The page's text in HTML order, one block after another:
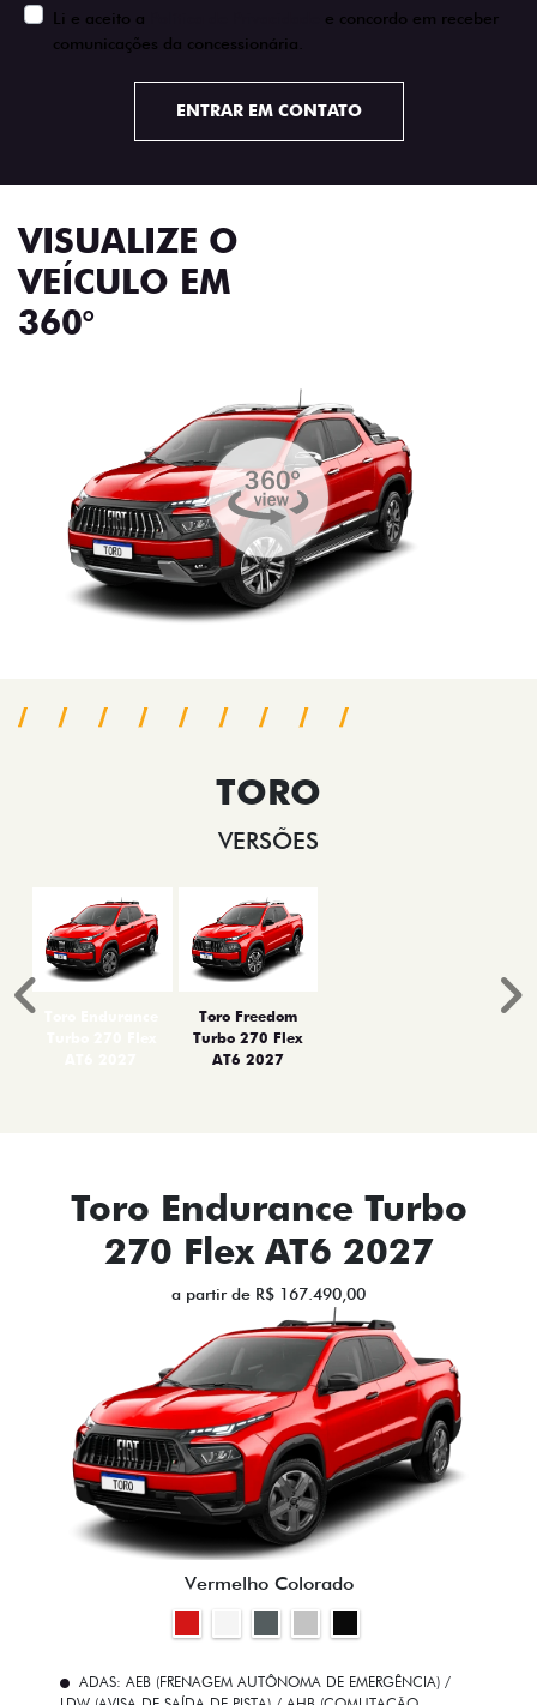
Li e aceito a
e concordo em receber
comunicações da concessionária.
ENTRAR EM CONTATO
VISUALIZE O
VEÍCULO EM
360°
TORO
VERSÕES
Toro Freedom
Turbo 270 Flex
AT6 2027
Anterior
Toro Endurance Turbo
270 Flex AT6 2027
a partir de R$ 167.490,00
Vermelho Colorado
ADAS: AEB (FRENAGEM AUTÔNOMA DE EMERGÊNCIA) /